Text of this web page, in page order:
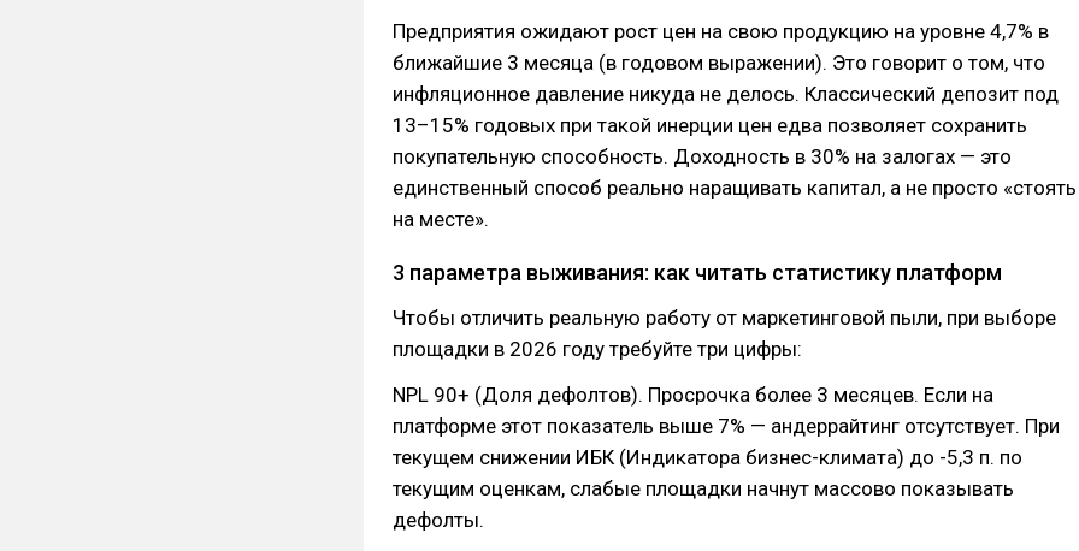
Предприятия ожидают рост цен на свою продукцию на уровне 4,7% в
ближайшие 3 месяца (в годовом выражении). Это говорит о том, что
инфляционное давление никуда не делось. Классический депозит под
13–15% годовых при такой инерции цен едва позволяет сохранить
покупательную способность. Доходность в 30% на залогах — это
единственный способ реально наращивать капитал, а не просто «стоять
на месте».
3 параметра выживания: как читать статистику платформ
Чтобы отличить реальную работу от маркетинговой пыли, при выборе
площадки в 2026 году требуйте три цифры:
NPL 90+ (Доля дефолтов). Просрочка более 3 месяцев. Если на
платформе этот показатель выше 7% — андеррайтинг отсутствует. При
текущем снижении ИБК (Индикатора бизнес-климата) до -5,3 п. по
текущим оценкам, слабые площадки начнут массово показывать
дефолты.